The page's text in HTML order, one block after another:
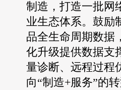
制造，打造一批网
业生态体系。鼓励
品全生命周期数据
化升级提供数据支
量诊断、远程过程
向“制造+服务”的